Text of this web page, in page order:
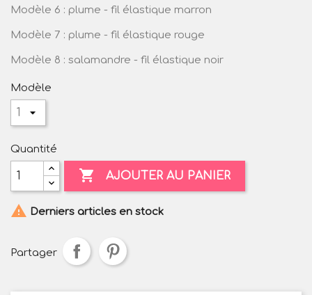
Modèle 6 : plume - fil élastique marron
Modèle 7 : plume - fil élastique rouge
Modèle 8 : salamandre - fil élastique noir
Modèle
Quantité
 AJOUTER AU PANIER
 Derniers articles en stock
Partager